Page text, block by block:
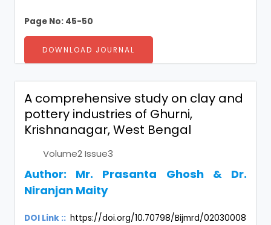
Page No: 45-50
DOWNLOAD JOURNAL
A comprehensive study on clay and
pottery industries of Ghurni,
Krishnanagar, West Bengal
Volume2 Issue3
Author: Mr. Prasanta Ghosh & Dr.
Niranjan Maity
DOI Link :: https://doi.org/10.70798/Bijmrd/02030008